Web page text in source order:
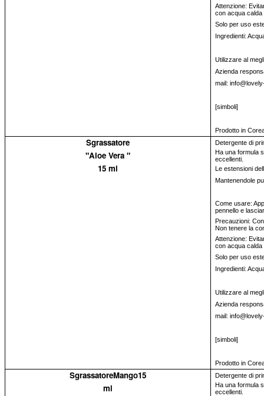
Attenzione:
con acqua calda
Solo per uso
Ingredienti:
Utilizzare al
Azienda
mail:
[simboli]
Prodotto in
Sgrassatore Detergente di
"Aloe Vera "
Ha una formula
eccellenti.
15 ml
Le estensioni
Mantenendole
Come usare:
pennello e
Precauzioni:
Non tenere la
Attenzione:
con acqua calda
Solo per uso
Ingredienti:
Utilizzare al
Azienda
mail:
[simboli]
Prodotto in
SgrassatoreMango15 Detergente di
ml
Ha una formula
eccellenti.